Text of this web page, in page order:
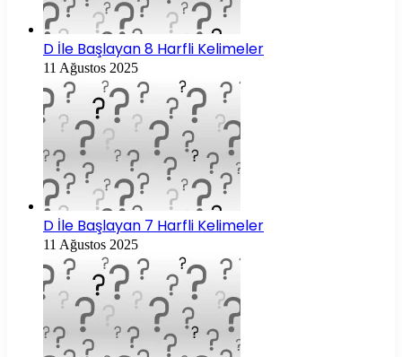
D İle Başlayan 8 Harfli Kelimeler
11 Ağustos 2025
D İle Başlayan 7 Harfli Kelimeler
11 Ağustos 2025